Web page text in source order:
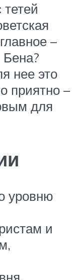
–
нее это
приятно –
для
уровню
и